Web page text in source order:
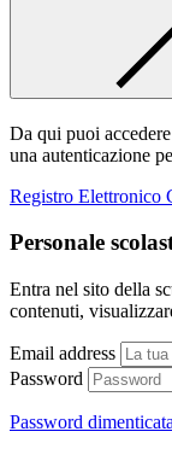
Da qui puoi
una autenticazione
Registro Elettronico
Personale
Entra nel sito della
contenuti,
Email address
Password
Password